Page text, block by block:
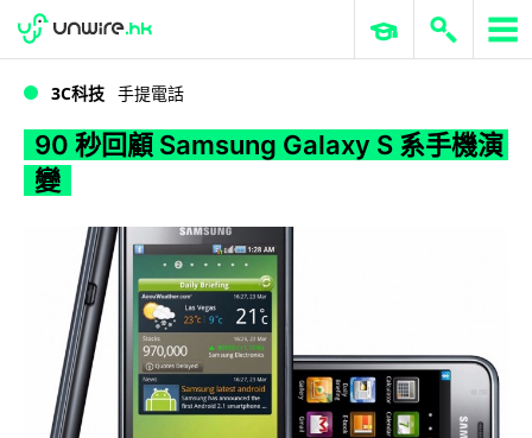
90 秒回顧 Samsung Galaxy S 系手機演變
WWDC 2026 ERP 與商業 AI
3C科技 手提電話
90 秒回顧 Samsung Galaxy S 系手機演
變